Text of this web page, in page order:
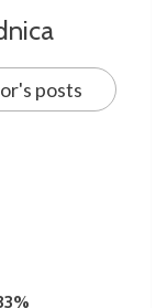
posts